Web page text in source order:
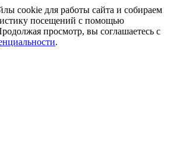
cookie для работы сайта и собираем
посещений с помощью
просмотр, вы соглашаетесь с
.